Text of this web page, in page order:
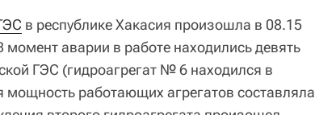
в республике Хакасия произошла в 08.15
момент аварии в работе находились девять
ГЭС (гидроагрегат № 6 находился в
работающих агрегатов составляла